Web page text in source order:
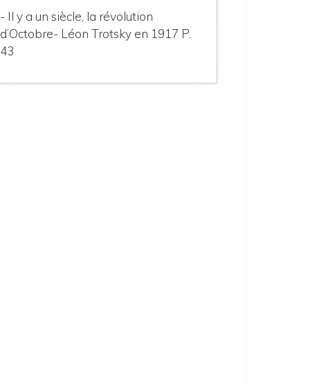
- Il y a un siècle, la révolution
d’Octobre- Léon Trotsky en 1917 P.
43